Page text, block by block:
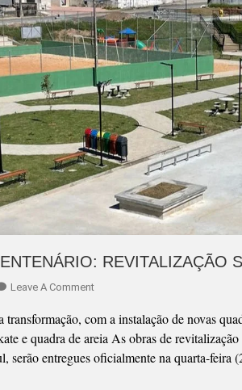
REVITALIZAÇÃO
Leave A CommentOn
DO
BAIRRO
CENTENÁRIO:
com a instalação de novas
e quadra de areia As obras de
serão entregues oficialmente na quarta-